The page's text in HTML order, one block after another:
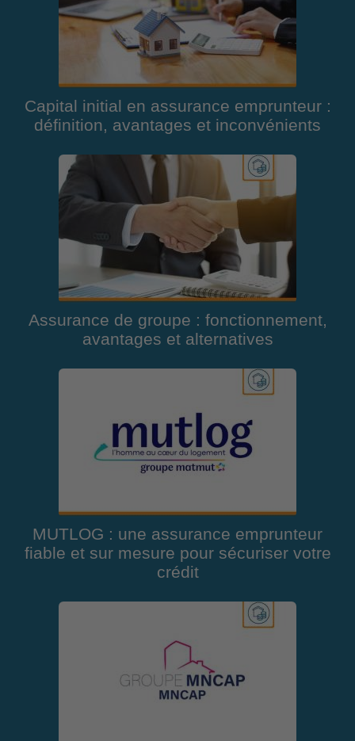
Capital initial en assurance emprunteur :
définition, avantages et inconvénients
Assurance de groupe : fonctionnement,
avantages et alternatives
MUTLOG : une assurance emprunteur
fiable et sur mesure pour sécuriser votre
crédit